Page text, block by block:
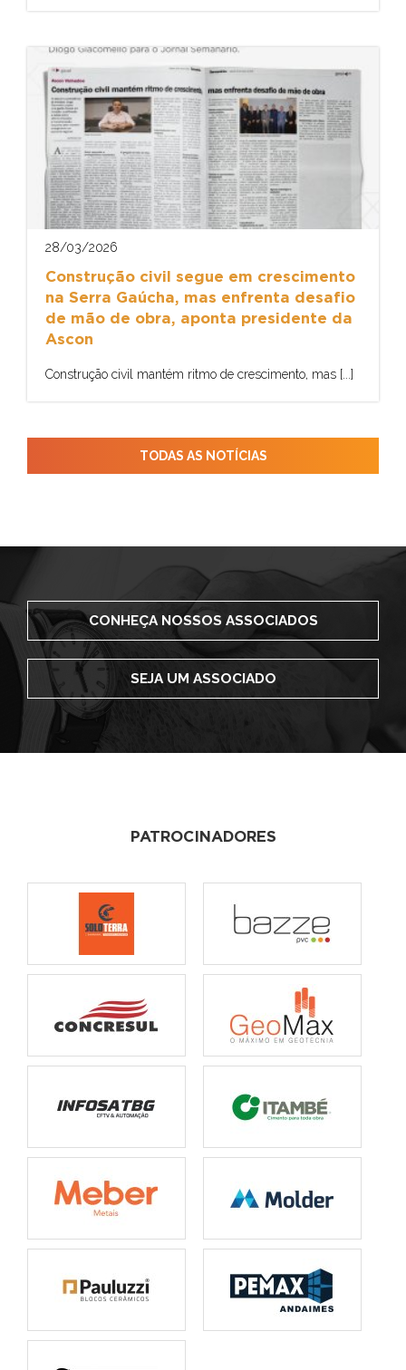
28/03/2026
Construção civil segue em crescimento
na Serra Gaúcha, mas enfrenta desafio
de mão de obra, aponta presidente da
Ascon
Construção civil mantém ritmo de crescimento, mas [...]
TODAS AS NOTÍCIAS
CONHEÇA NOSSOS ASSOCIADOS
SEJA UM ASSOCIADO
PATROCINADORES